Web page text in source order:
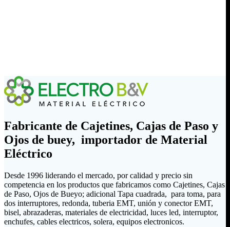
Fabricante de Cajetines, Cajas de Paso y
Ojos de buey, importador de Material
Eléctrico
Desde 1996 liderando el mercado, por calidad y precio sin
competencia en los productos que fabricamos como Cajetines, Cajas
de Paso, Ojos de Bueyo; adicional Tapa cuadrada, para toma, para
dos interruptores, redonda, tuberia EMT, unión y conector EMT,
bisel, abrazaderas, materiales de electricidad, luces led, interruptor,
enchufes, cables electricos, solera, equipos electronicos.